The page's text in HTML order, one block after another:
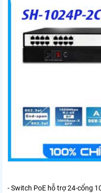
- Switch PoE hỗ trợ 24-cổng